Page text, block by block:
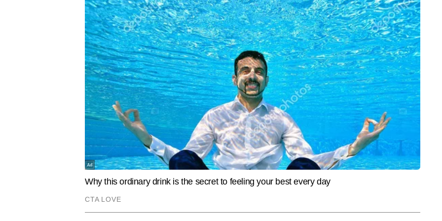
VIRAL
VIDEO: आंखों पर पट्टी, फिर भी मां ने
छूकर पहचान लिया अपना बेटा, प्यार के इस
एहसास को पाकर इमोशनल हो गया मासूम
ENTERTAINMENT
OTT पर कब रिलीज होगी Kangana
Ranaut की 'भारत भाग्य विधाता'?
VIRAL
VIDEO: बाहर बच्चों को झूला झूलते देखा
तो पोता लगा रोने, बच्चे को चुप कराने के
लिए दादाजी ने ट्रेन में ही कर दिया जुगाड़
पहले
मोहित तिवारी AUTHOR
मोहित तिवारी को पत्रकारिता के क्षेत्र में 10 साल का अनुभव है। इन्होंने अपने करियर की शुरुआत प्रतिष्ठित न्यूजपेपर में फील्ड
रिपोर्टिंग से की थी। मोहित ने प्रिंट, टीवी और डिजिटल तीनों प्लेटफॉर्म पर काम किया है। देश-विदेश, लाइफस्टाइल, धर्म और
आध्यात्मिक विषयों में गहरी रुचि रखने वाले मोहित ने ज्योतिष का भी व्यापक अध्ययन किया है। मोहित के आलेख लाइफस्टाइल,
हेल्थ, न्यूज, धर्म, ज्योतिष आदि विषयों पर गहरी शोध और प्रामाणिकता पर आधारित होते हैं और इन विषयों पर वह 12,000 से
Hindi News Spirituality